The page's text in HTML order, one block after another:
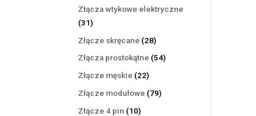
Złącza wtykowe elektryczne
3131
produktów
Złącze skręcane 2828
produktów
Złącza prostokątne 5454
Złącze męskie 2222
produkty
Złącze modułowe 7979
Złącze 4 pin 1010